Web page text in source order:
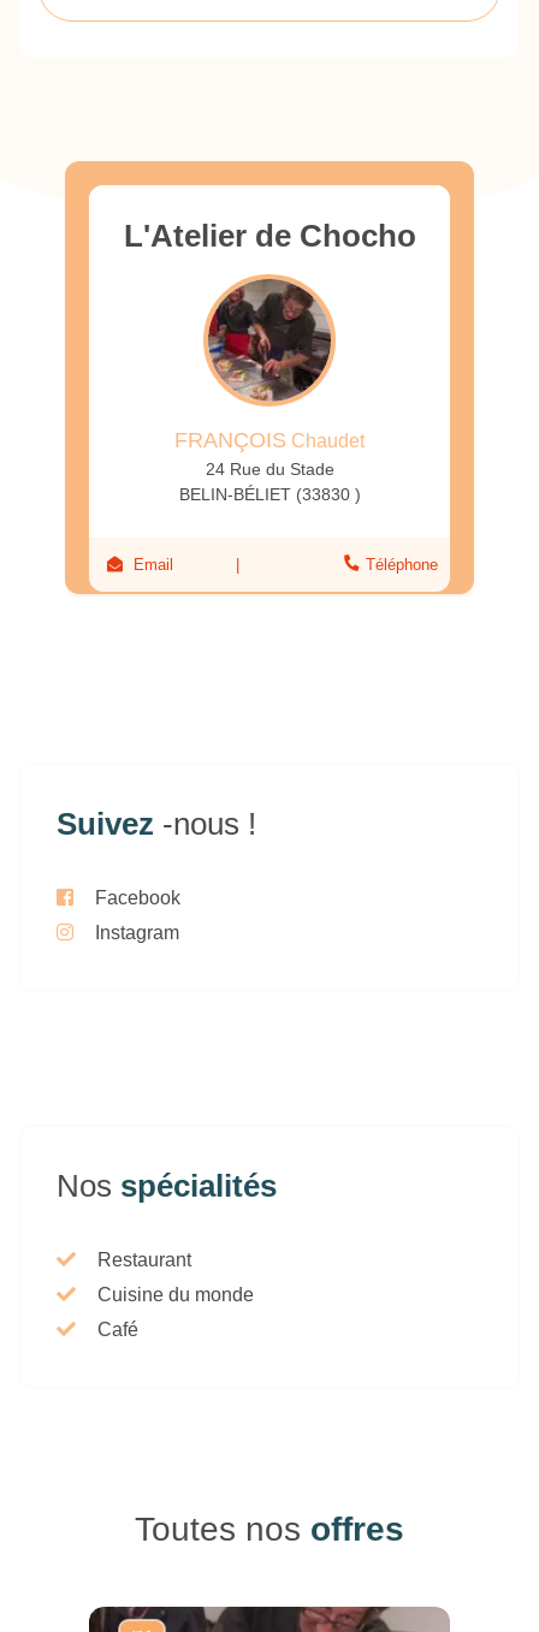
L'Atelier de Chocho
FRANÇOIS Chaudet
24 Rue du Stade
BELIN-BÉLIET (33830 )
Email Téléphone
Suivez -nous !
Facebook
Instagram
Nos spécialités
Restaurant
Cuisine du monde
Café
Toutes nos offres